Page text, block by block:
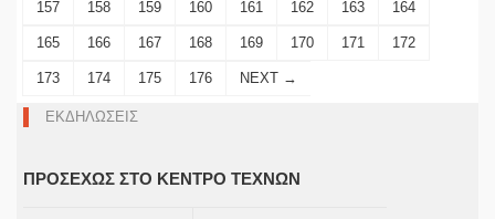
157 158 159 160 161 162 163 164
165 166 167 168 169 170 171 172
173 174 175 176 NEXT →
ΕΚΔΗΛΩΣΕΙΣ
ΠΡΟΣΕΧΩΣ ΣΤΟ ΚΕΝΤΡΟ ΤΕΧΝΩΝ